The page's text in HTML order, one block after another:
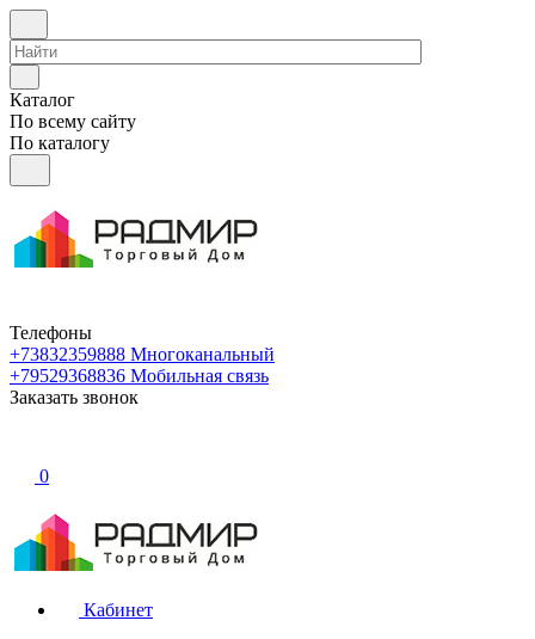
Каталог
По всему сайту
По каталогу
Телефоны
+73832359888 Многоканальный
+79529368836 Мобильная связь
Заказать звонок
0
Кабинет